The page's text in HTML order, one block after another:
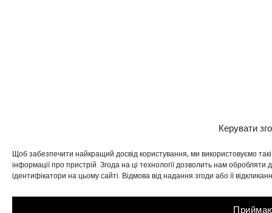
Керувати
Щоб забезпечити найкращий досвід користування, ми використовуємо
інформації про пристрій. Згода на ці технології дозволить нам обробляти
ідентифікатори на цьому сайті. Відмова від надання згоди або її